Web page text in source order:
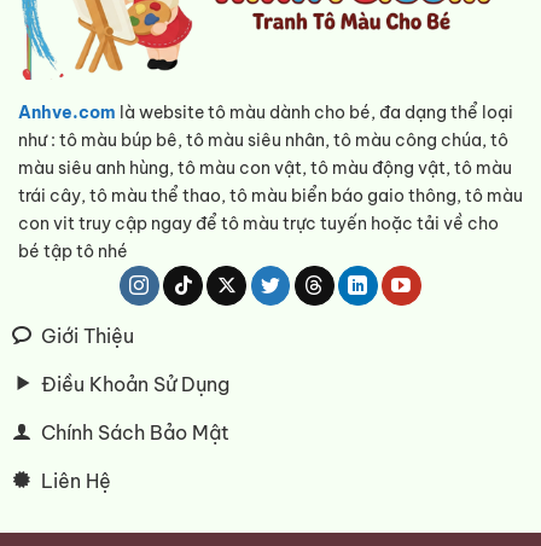
Anhve.com là website tô màu dành cho bé, đa dạng thể loại
như : tô màu búp bê, tô màu siêu nhân, tô màu công chúa, tô
màu siêu anh hùng, tô màu con vật, tô màu động vật, tô màu
trái cây, tô màu thể thao, tô màu biển báo gaio thông, tô màu
con vit truy cập ngay để tô màu trực tuyến hoặc tải về cho
bé tập tô nhé
Giới Thiệu
Điều Khoản Sử Dụng
Chính Sách Bảo Mật
Liên Hệ